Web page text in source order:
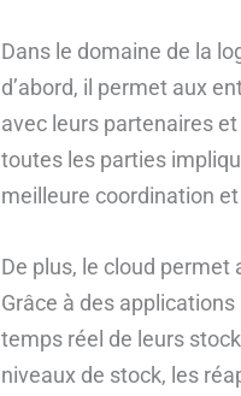
Dans le domaine de la
d’abord, il permet aux
avec leurs partenaires
toutes les parties
meilleure coordination
De plus, le cloud
Grâce à des
temps réel de leurs
niveaux de stock, les